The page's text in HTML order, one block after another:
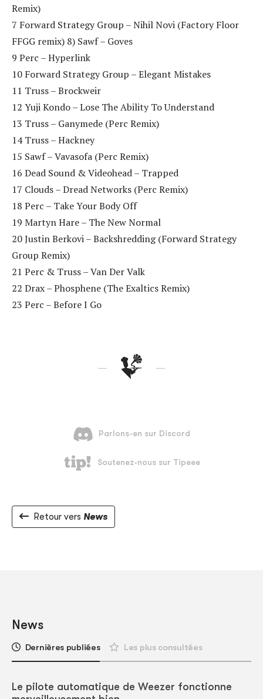
Remix)
7 Forward Strategy Group – Nihil Novi (Factory Floor
FFGG remix) 8) Sawf – Goves
9 Perc – Hyperlink
10 Forward Strategy Group – Elegant Mistakes
11 Truss – Brockweir
12 Yuji Kondo – Lose The Ability To Understand
13 Truss – Ganymede (Perc Remix)
14 Truss – Hackney
15 Sawf – Vavasofa (Perc Remix)
16 Dead Sound & Videohead – Trapped
17 Clouds – Dread Networks (Perc Remix)
18 Perc – Take Your Body Off
19 Martyn Hare – The New Normal
20 Justin Berkovi – Backshredding (Forward Strategy
Group Remix)
21 Perc & Truss – Van Der Valk
22 Drax – Phosphene (The Exaltics Remix)
23 Perc – Before I Go
Retour vers News
News
Dernières publiées Les plus consultées
Le pilote automatique de Weezer fonctionne